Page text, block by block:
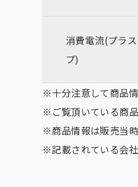
消費電流(プラ
プ)
※十分注意して商品
※ご覧頂いている商
※商品情報は販売当
※記載されている会